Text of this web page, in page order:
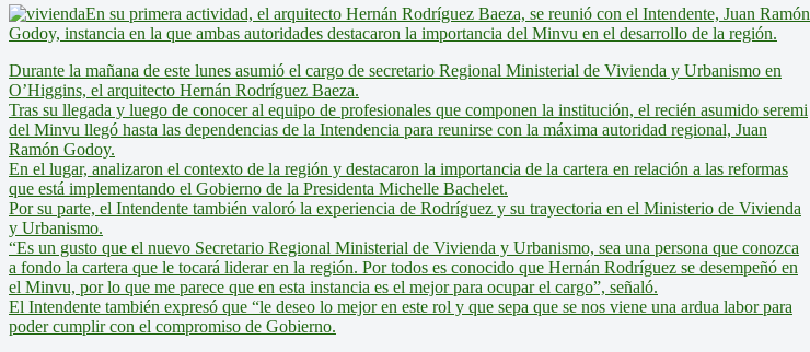
En su primera actividad, el arquitecto Hernán Rodríguez Baeza, se reunió con el Intendente, Juan Ramón
Godoy, instancia en la que ambas autoridades destacaron la importancia del Minvu en el desarrollo de la región.
Durante la mañana de este lunes asumió el cargo de secretario Regional Ministerial de Vivienda y Urbanismo en
O’Higgins, el arquitecto Hernán Rodríguez Baeza.
Tras su llegada y luego de conocer al equipo de profesionales que componen la institución, el recién asumido seremi
del Minvu llegó hasta las dependencias de la Intendencia para reunirse con la máxima autoridad regional, Juan
Ramón Godoy.
En el lugar, analizaron el contexto de la región y destacaron la importancia de la cartera en relación a las reformas
que está implementando el Gobierno de la Presidenta Michelle Bachelet.
Por su parte, el Intendente también valoró la experiencia de Rodríguez y su trayectoria en el Ministerio de Vivienda
y Urbanismo.
“Es un gusto que el nuevo Secretario Regional Ministerial de Vivienda y Urbanismo, sea una persona que conozca
a fondo la cartera que le tocará liderar en la región. Por todos es conocido que Hernán Rodríguez se desempeñó en
el Minvu, por lo que me parece que en esta instancia es el mejor para ocupar el cargo”, señaló.
El Intendente también expresó que “le deseo lo mejor en este rol y que sepa que se nos viene una ardua labor para
poder cumplir con el compromiso de Gobierno.